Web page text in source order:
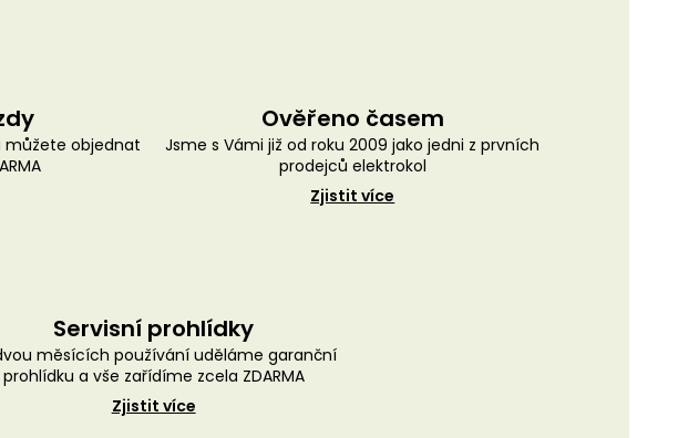
můžete objednat
Ověřeno časem
Jsme s Vámi již od roku 2009 jako jedni z prvních
prodejců elektrokol
Zjistit více
Servisní prohlídky
měsících používání uděláme garanční
prohlídku a vše zařídíme zcela ZDARMA
Zjistit více